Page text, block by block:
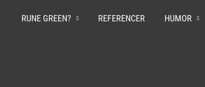
RUNE GREEN? REFERENCER HUMOR